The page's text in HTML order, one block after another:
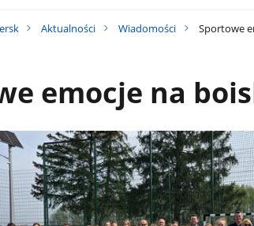
Aktualności Wiadomości Sportowe
emocje na